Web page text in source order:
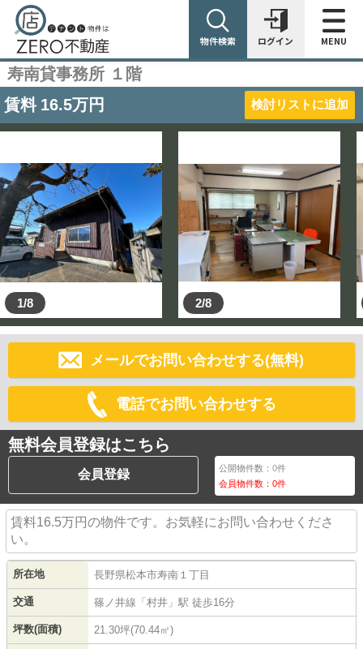
物件検索 ログイン MENU
寿南貸事務所 １階
賃料 16.5万円 検討リストに追加
1/8 2/8
メールでお問い合わせする(無料)
電話でお問い合わせする
無料会員登録はこちら
会員登録 公開物件数：0件
会員物件数：0件
賃料16.5万円の物件です。お気軽にお問い合わせくださ
い。
所在地 長野県松本市寿南 １丁目
交通 篠ノ井線 「 村井 」駅 徒歩16分
坪数(面積) 21.30坪(70.44㎡)